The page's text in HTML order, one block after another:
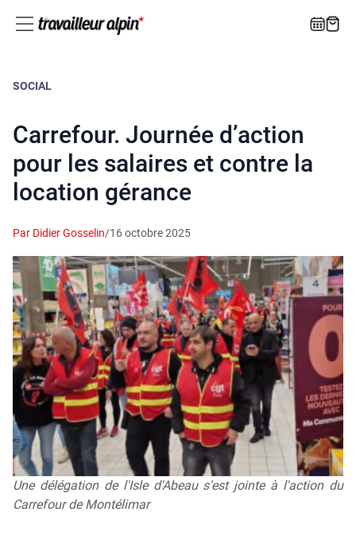
SOCIAL
Carrefour. Journée d’action
pour les salaires et contre la
location gérance
Par Didier Gosselin/16 octobre 2025
Une délégation de l'Isle d'Abeau s'est jointe à l'action du
Carrefour de Montélimar